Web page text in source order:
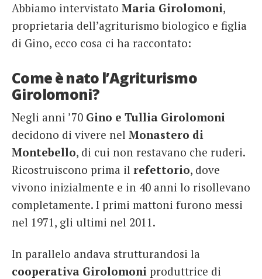
Abbiamo intervistato Maria Girolomoni,
proprietaria dell’agriturismo biologico e figlia
di Gino, ecco cosa ci ha raccontato:
Come è nato l’Agriturismo
Girolomoni?
Negli anni ’70 Gino e Tullia Girolomoni
decidono di vivere nel Monastero di
Montebello, di cui non restavano che ruderi.
Ricostruiscono prima il refettorio, dove
vivono inizialmente e in 40 anni lo risollevano
completamente. I primi mattoni furono messi
nel 1971, gli ultimi nel 2011.
In parallelo andava strutturandosi la
cooperativa Girolomoni produttrice di